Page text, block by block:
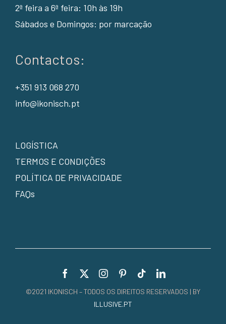
2ª feira a 6ª feira: 10h às 19h
Sábados e Domingos: por marcação
Contactos:
+351 913 068 270
info@ikonisch.pt
LOGÍSTICA
TERMOS E CONDIÇÕES
POLÍTICA DE PRIVACIDADE
FAQs
©2021 IKONISCH – TODOS OS DIREITOS RESERVADOS | BY
ILLUSIVE.PT